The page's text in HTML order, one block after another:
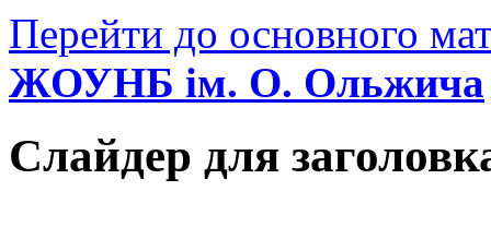
Перейти до основного
ЖОУНБ ім. О. Ольжича
Слайдер для